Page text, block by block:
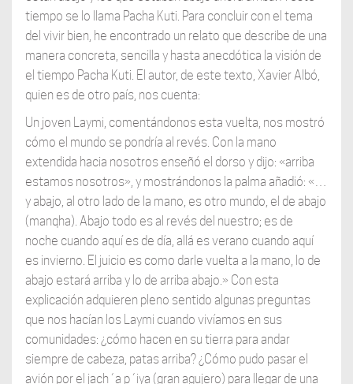
tiempo se lo llama Pacha Kuti. Para concluir con el tema
del vivir bien, he encontrado un relato que describe de una
manera concreta, sencilla y hasta anecdótica la visión de
el tiempo Pacha Kuti. El autor, de este texto, Xavier Albó,
quien es de otro país, nos cuenta:
Un joven Laymi, comentándonos esta vuelta, nos mostró
cómo el mundo se pondría al revés. Con la mano
extendida hacia nosotros enseñó el dorso y dijo: «arriba
estamos nosotros», y mostrándonos la palma añadió: «…
y abajo, al otro lado de la mano, es otro mundo, el de abajo
(manqha). Abajo todo es al revés del nuestro; es de
noche cuando aquí es de día, allá es verano cuando aquí
es invierno. El juicio es como darle vuelta a la mano, lo de
abajo estará arriba y lo de arriba abajo.» Con esta
explicación adquieren pleno sentido algunas preguntas
que nos hacían los Laymi cuando vivíamos en sus
comunidades: ¿cómo hacen en su tierra para andar
siempre de cabeza, patas arriba? ¿Cómo pudo pasar el
avión por el jach´a p´iya (gran agujero) para llegar de una